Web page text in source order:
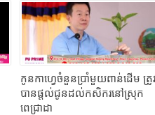
កូនកាហ្វេចំនួនប្រាំមួយពាន់ដើម ត្រូ
បានផ្តល់ជូនដល់កសិករនៅស្រុក
ពេជ្រាដា